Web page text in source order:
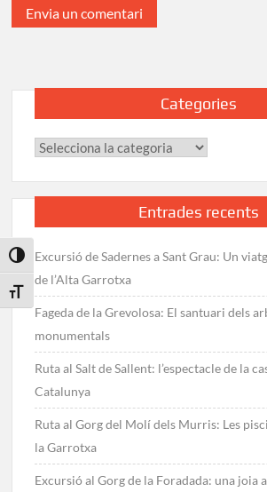
Toggle High Contrast
Toggle Font size
Categories
Categories
Entrades recents
Excursió de Sadernes a Sant Grau: Un
de l’Alta Garrotxa
Fageda de la Grevolosa: El santuari dels
monumentals
Ruta al Salt de Sallent: l’espectacle de la
Catalunya
Ruta al Gorg del Molí dels Murris: Les
la Garrotxa
Excursió al Gorg de la Foradada: una joia